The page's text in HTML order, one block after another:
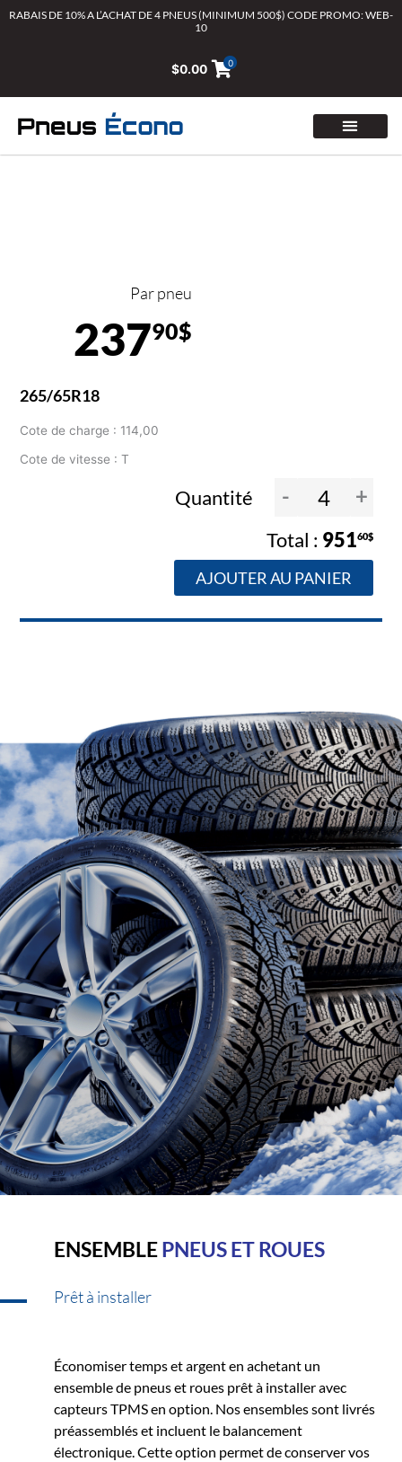
AllerRABAIS DE 10% A L’ACHAT DE 4 PNEUS (MINIMUM 500$) CODE PROMO: WEB-
10
$0.00 0
Par pneu
23790$
265/65R18
Cote de charge : 114,00
Cote de vitesse : T
Quantité - +
95160$
AJOUTER AU PANIER
ENSEMBLEPNEUS ET ROUES
Prêt à installer
Économiser temps et argent en achetant un
ensemble de pneus et roues prêt à installer avec
capteurs TPMS en option. Nos ensembles sont livrés
préassemblés et incluent le balancement
électronique. Cette option permet de conserver vos